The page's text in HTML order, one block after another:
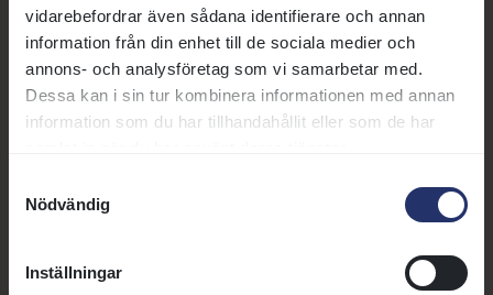
vidarebefordrar även sådana identifierare och annan
information från din enhet till de sociala medier och
annons- och analysföretag som vi samarbetar med.
Dessa kan i sin tur kombinera informationen med annan
information som du har tillhandahållit eller som de har
Nödvändig
Inställningar
21 juli 2026 | Nyhet
Susanne Afzelius blir ny vd för Svensk
Galopp
Svensk Galopps styrelse har
tillträder tjänsten den 5 oktober
och efterträder Björn Nilsson,
som efter ungefär två år som vd